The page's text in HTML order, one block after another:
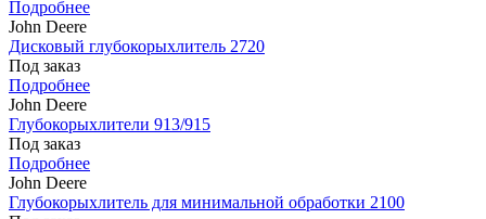
Подробнее
John Deere
Дисковый глубокорыхлитель 2720
Под заказ
Подробнее
John Deere
Глубокорыхлители 913/915
Под заказ
Подробнее
John Deere
Глубокорыхлитель для минимальной обработки 2100